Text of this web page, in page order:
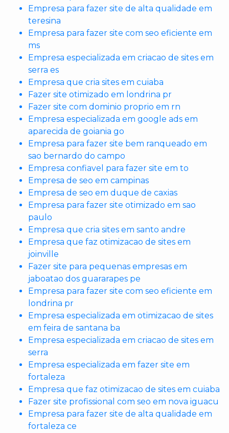
Empresa para fazer site de alta qualidade em
teresina
Empresa para fazer site com seo eficiente em
ms
Empresa especializada em criacao de sites em
serra es
Empresa que cria sites em cuiaba
Fazer site otimizado em londrina pr
Fazer site com dominio proprio em rn
Empresa especializada em google ads em
aparecida de goiania go
Empresa para fazer site bem ranqueado em
sao bernardo do campo
Empresa confiavel para fazer site em to
Empresa de seo em campinas
Empresa de seo em duque de caxias
Empresa para fazer site otimizado em sao
paulo
Empresa que cria sites em santo andre
Empresa que faz otimizacao de sites em
joinville
Fazer site para pequenas empresas em
jaboatao dos guararapes pe
Empresa para fazer site com seo eficiente em
londrina pr
Empresa especializada em otimizacao de sites
em feira de santana ba
Empresa especializada em criacao de sites em
serra
Empresa especializada em fazer site em
fortaleza
Empresa que faz otimizacao de sites em cuiaba
Fazer site profissional com seo em nova iguacu
Empresa para fazer site de alta qualidade em
fortaleza ce